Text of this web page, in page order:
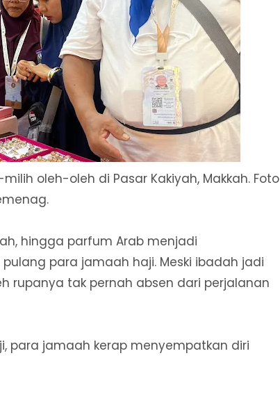
oleh-oleh di Pasar Kakiyah, Makkah. Foto
hingga parfum Arab menjadi
para jamaah haji. Meski ibadah jadi
rupanya tak pernah absen dari perjalanan
para jamaah kerap menyempatkan diri